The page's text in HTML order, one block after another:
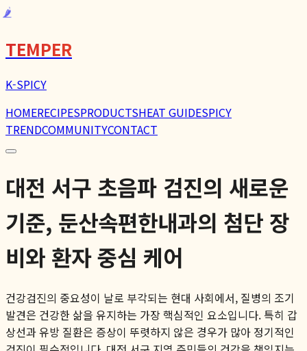
🌶️
TEMPER
K-SPICY
HOMERECIPESPRODUCTSHEAT GUIDESPICY
TRENDCOMMUNITYCONTACT
대전 서구 초음파 검진의 새로운
기준, 둔산속편한내과의 첨단 장
비와 환자 중심 케어
건강검진의 중요성이 날로 부각되는 현대 사회에서, 질병의 조기
발견은 건강한 삶을 유지하는 가장 핵심적인 요소입니다. 특히 갑
상선과 유방 질환은 증상이 뚜렷하지 않은 경우가 많아 정기적인